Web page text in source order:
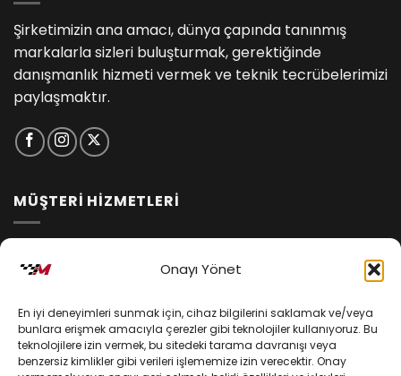
Onayı Yönet
En iyi deneyimleri sunmak için, cihaz bilgilerini saklamak ve/veya
bunlara erişmek amacıyla çerezler gibi teknolojiler kullanıyoruz. Bu
teknolojilere izin vermek, bu sitedeki tarama davranışı veya
benzersiz kimlikler gibi verileri işlememize izin verecektir. Onay
Şirketimizin ana amacı, dünya çapında tanınmış
markalarla sizleri buluşturmak, gerektiğinde
danışmanlık hizmeti vermek ve teknik tecrübelerimizi
paylaşmaktır.
MÜŞTERİ HİZMETLERİ
Kişisel Verilerin Korunması
Mesafeli Satış Sözleşmesi